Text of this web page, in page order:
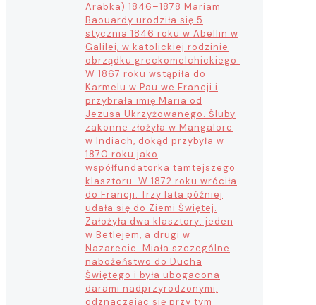
Arabka) 1846–1878 Mariam
Baouardy urodziła się 5
stycznia 1846 roku w Abellin w
Galilei, w katolickiej rodzinie
obrządku greckomelchickiego.
W 1867 roku wstąpiła do
Karmelu w Pau we Francji i
przybrała imię Maria od
Jezusa Ukrzyżowanego. Śluby
zakonne złożyła w Mangalore
w Indiach, dokąd przybyła w
1870 roku jako
współfundatorka tamtejszego
klasztoru. W 1872 roku wróciła
do Francji. Trzy lata później
udała się do Ziemi Świętej.
Założyła dwa klasztory: jeden
w Betlejem, a drugi w
Nazarecie. Miała szczególne
nabożeństwo do Ducha
Świętego i była ubogacona
darami nadprzyrodzonymi,
odznaczając się przy tym